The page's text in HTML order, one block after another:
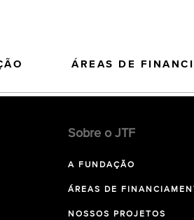
ÁREAS DE
Sobre o JTF
A FUNDAÇÃO
ÁREAS DE
NOSSOS PROJETOS